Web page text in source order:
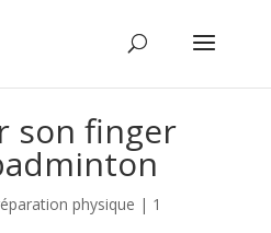
son finger
physique | 1